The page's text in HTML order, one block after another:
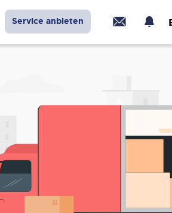
Service anbieten